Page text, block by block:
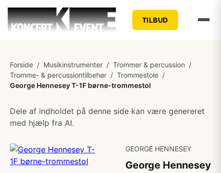
TILBUD
Forside / Musikinstrumenter / Trommer & percussion /
Tromme- & percussiontilbehør / Trommestole /
George Hennesey T-1F børne-trommestol
Dele af indholdet på denne side kan være genereret
med hjælp fra AI.
GEORGE HENNESEY
George Hennesey